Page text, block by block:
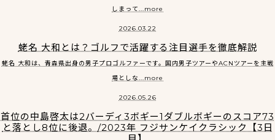
しまって...more
2026.03.22
蛯名 大和とは？ゴルフで活躍する注目選手を徹底解説
蛯名 大和は、青森県出身の男子プロゴルファーです。国内男子ツアーやACNツアーを主戦
場としな...more
2026.05.26
首位の中島啓太は2バーディ3ボギー1ダブルボギーのスコア73
と落とし8位に後退。/2023年 フジサンケイクラシック【3日